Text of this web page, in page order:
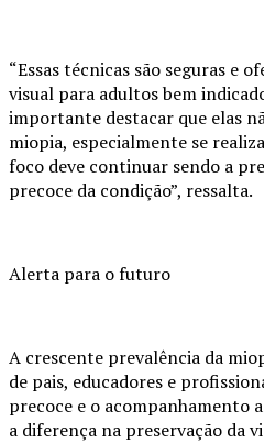
“Essas técnicas são seguras e
visual para adultos bem
importante destacar que elas
miopia, especialmente se
foco deve continuar sendo a
precoce da condição”, ressalta.
Alerta para o futuro
A crescente prevalência da
de pais, educadores e
precoce e o acompanhamento
a diferença na preservação da